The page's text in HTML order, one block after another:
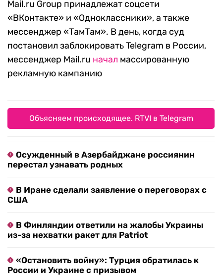
Mail.ru Group принадлежат соцсети
«ВКонтакте» и «Одноклассники», а также
мессенджер «ТамТам». В день, когда суд
постановил заблокировать Telegram в России,
мессенджер Mail.ru начал массированную
рекламную кампанию
Объясняем происходящее. RTVI в Telegram
Осужденный в Азербайджане россиянин
перестал узнавать родных
В Иране сделали заявление о переговорах с
США
В Финляндии ответили на жалобы Украины
из-за нехватки ракет для Patriot
«Остановить войну»: Турция обратилась к
России и Украине с призывом